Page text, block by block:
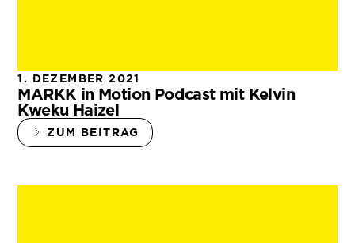
1. DEZEMBER 2021
MARKK in Motion Podcast mit Kelvin
Kweku Haizel
ZUM BEITRAG